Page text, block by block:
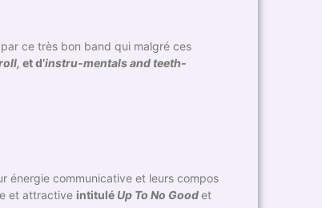
ce très bon band qui malgré ces
et d’instru-mentals and teeth-
énergie communicative et leurs compos
et attractive intitulé Up To No Goodet